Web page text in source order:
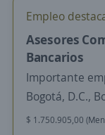
Empleo
Asesores
Bancarios
Importante
Bogotá, D.C.,
$ 1.750.905,00